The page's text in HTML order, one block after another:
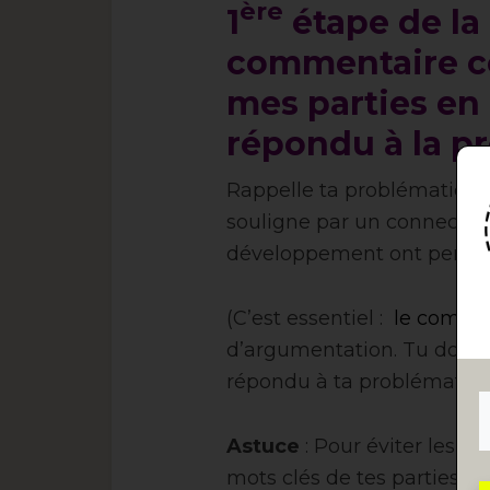
1ère étape de
commentaire
mes parties
répondu à la
Rappelle ta
souligne par un
développement ont
(C’est essentiel : le
d’argumentation. Tu dois
répondu à ta
Astuce : Pour éviter les
mots clés de tes parties.